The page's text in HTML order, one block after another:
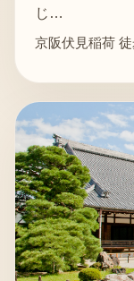
じ…
京阪伏見稲荷